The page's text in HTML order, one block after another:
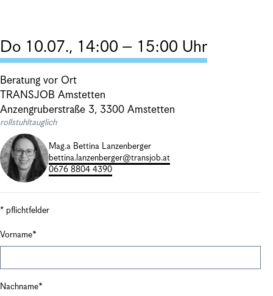
Do 10.07., 14:00 – 15:00 Uhr
Beratung vor Ort
TRANSJOB Amstetten
Anzengruberstraße 3, 3300 Amstetten
rollstuhltauglich
Mag.a Bettina Lanzenberger
bettina.lanzenberger@transjob.at
0676 8804 4390
* pflichtfelder
Vorname
Nachname